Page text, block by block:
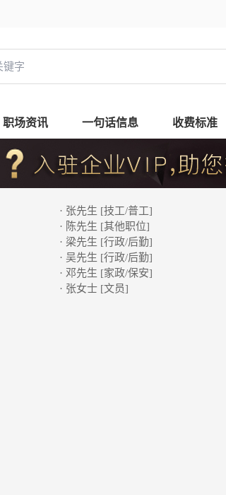
职场资讯 一句话信息 收费标准
· 张先生 [技工/普工]
· 陈先生 [其他职位]
· 梁先生 [行政/后勤]
· 吴先生 [行政/后勤]
· 邓先生 [家政/保安]
· 张女士 [文员]